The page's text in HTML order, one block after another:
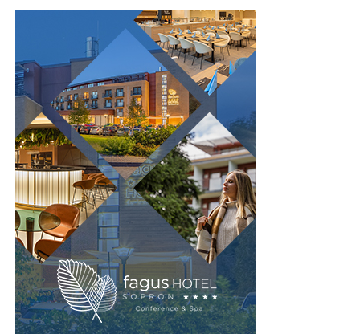
sport, școli, spitale sau alte instituții unde fluxul de
persoane este ridicat. Spațiul economisit poate fi utilizat
pentru bănci, culoare de acces sau alte echipamente
necesare funcționării vestiarului.
În același timp, organizarea compactă permite
amplasarea mai multor corpuri de mobilier fără ca
încăperea să devină aglomerată. Astfel, confortul
utilizatorilor este menținut chiar și în perioadele cu
trafic intens.
Prin valorificarea eficientă a spațiului disponibil,
vestiarele tip NEST contribuie la amenajarea unor zone
de echipare funcționale și bine organizate.
Rezistență pentru utilizare
intensivă